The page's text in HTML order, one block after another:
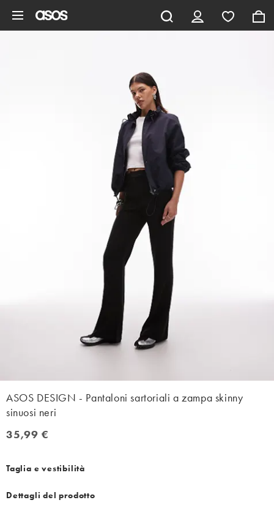
ASOS DESIGN - Pantaloni sartoriali a zampa skinny
sinuosi neri
35,99 €
35,99 €
Taglia e vestibilità
Dettagli del prodotto